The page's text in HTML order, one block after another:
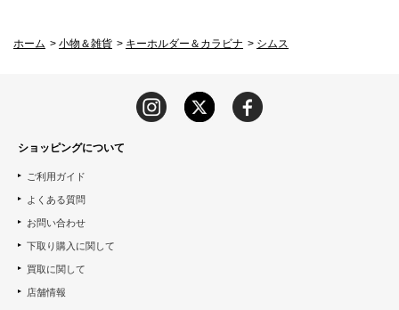
ホーム > 小物＆雑貨 > キーホルダー＆カラビナ > シムス
ショッピングについて
ご利用ガイド
よくある質問
お問い合わせ
下取り購入に関して
買取に関して
店舗情報